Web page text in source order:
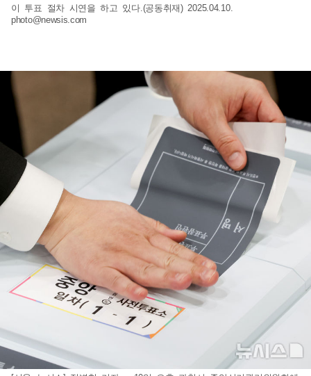
이 투표 절차 시연을 하고 있다.(공동취재) 2025.04.10.
photo@newsis.com